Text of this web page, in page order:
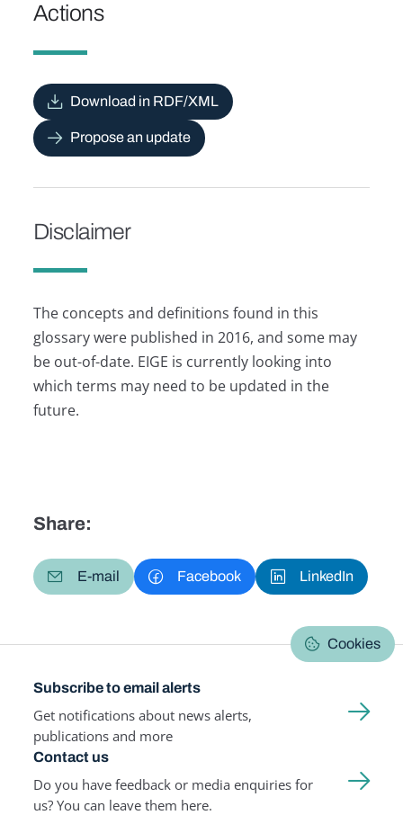
Actions
Download in RDF/XML
Propose an update
Disclaimer
The concepts and definitions found in this
glossary were published in 2016, and some may
be out-of-date. EIGE is currently looking into
which terms may need to be updated in the
future.
Share:
E-mail Facebook LinkedIn
Cookies
Subscribe to email alerts
Get notifications about news alerts,
publications and more
Contact us
Do you have feedback or media enquiries for
us? You can leave them here.